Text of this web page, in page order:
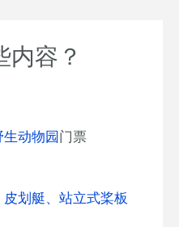
内容？
生动物园门票
划艇、站立式桨板